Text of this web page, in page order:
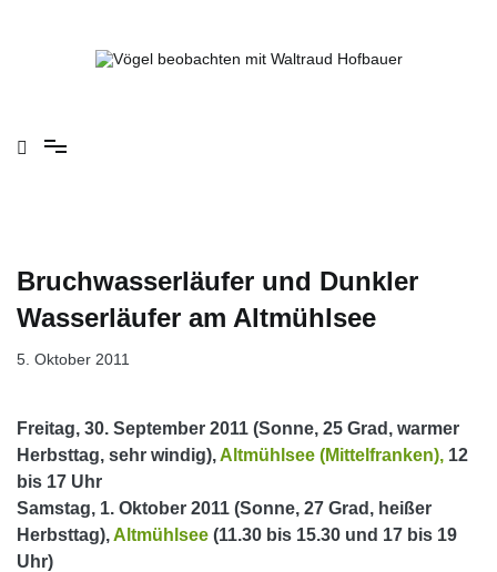
Bruchwasserläufer und Dunkler
Wasserläufer am Altmühlsee
5. Oktober 2011
Freitag, 30. September 2011 (Sonne, 25 Grad, warmer
Herbsttag, sehr windig),Altmühlsee (Mittelfranken), 12
bis 17 Uhr
Samstag, 1. Oktober 2011 (Sonne, 27 Grad, heißer
Herbsttag),Altmühlsee (11.30 bis 15.30 und 17 bis 19
Uhr)